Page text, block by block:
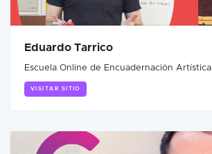
Eduardo Tarrico
Escuela Online de Encuadernación Artística
VISITAR SITIO